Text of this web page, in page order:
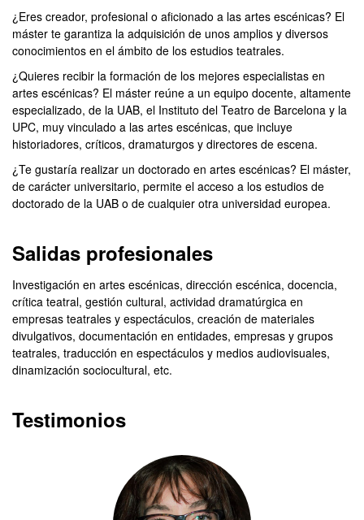
¿Eres creador, profesional o aficionado a las artes escénicas? El
máster te garantiza la adquisición de unos amplios y diversos
conocimientos en el ámbito de los estudios teatrales.
¿Quieres recibir la formación de los mejores especialistas en
artes escénicas? El máster reúne a un equipo docente, altamente
especializado, de la UAB, el Instituto del Teatro de Barcelona y la
UPC, muy vinculado a las artes escénicas, que incluye
historiadores, críticos, dramaturgos y directores de escena.
¿Te gustaría realizar un doctorado en artes escénicas? El máster,
de carácter universitario, permite el acceso a los estudios de
doctorado de la UAB o de cualquier otra universidad europea.
Salidas profesionales
Investigación en artes escénicas, dirección escénica, docencia,
crítica teatral, gestión cultural, actividad dramatúrgica en
empresas teatrales y espectáculos, creación de materiales
divulgativos, documentación en entidades, empresas y grupos
teatrales, traducción en espectáculos y medios audiovisuales,
dinamización sociocultural, etc.
Testimonios